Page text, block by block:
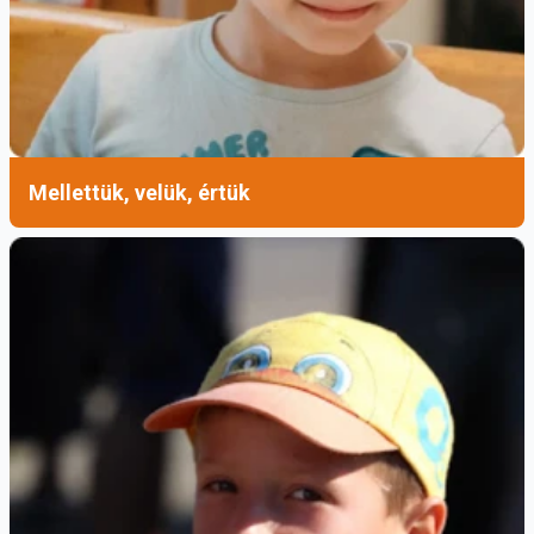
Érezhetjük, hogy megbántanak, hogy nem
szeretnek jól, érheti közösségünket rágalom,
és lehetnek konfliktusok a családban is. Ezek a
sebek mind gyógyításra várnak, ami a
kiengesztelődés által történhet meg.
Mellettük, velük, értük